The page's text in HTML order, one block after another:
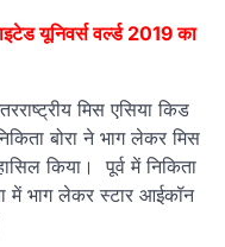
यूनिवर्स वर्ल्ड 2019 का
मिस एसिया किड
बोरा ने भाग लेकर मिस
किया। पूर्व में निकिता
में भाग लेकर स्टार आईकॉन